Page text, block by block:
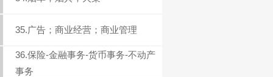
35.广告；商业经营；商业管理
36.保险-金融事务-货币事务-不动产
事务